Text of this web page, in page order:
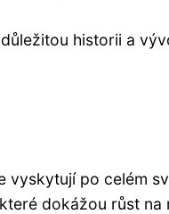
historii a
vyskytují po celém
dokážou růst